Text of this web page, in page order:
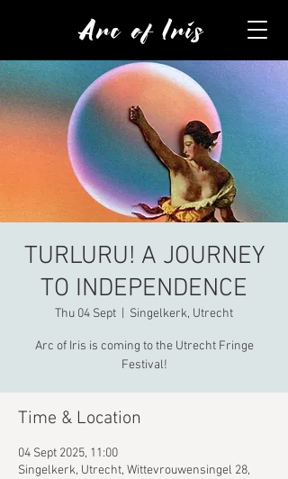
Arc of Iris
TURLURU! A JOURNEY
TO INDEPENDENCE
Thu 04 Sept Singelkerk, Utrecht
Arc of Iris is coming to the Utrecht Fringe
Festival!
Time & Location
04 Sept 2025, 11:00
Singelkerk, Utrecht, Wittevrouwensingel 28,